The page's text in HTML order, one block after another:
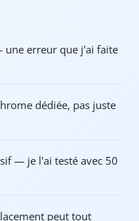
erreur que j'ai faite
dédiée, pas juste
— je l'ai testé avec 50
peut tout